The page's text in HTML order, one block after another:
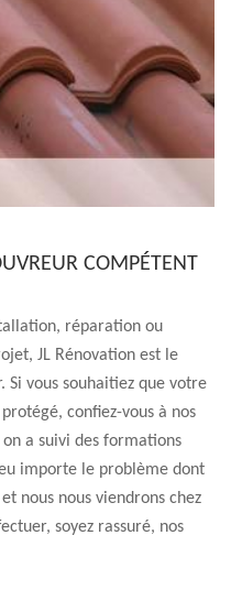
COMPÉTENT
réparation ou
JL Rénovation est le
Si vous souhaitiez que votre
confiez-vous à nos
a suivi des formations
importe le problème dont
nous nous viendrons chez
soyez rassuré, nos